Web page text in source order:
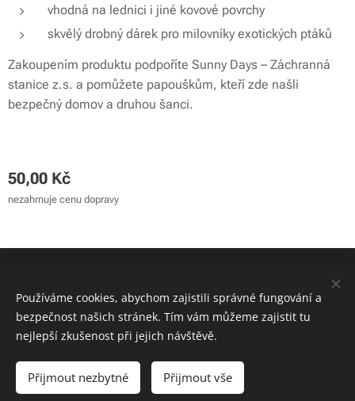
vhodná na lednici i jiné kovové povrchy
skvělý drobný dárek pro milovníky exotických ptáků
Zakoupením produktu podpoříte Sunny Days – Záchranná
stanice z.s. a pomůžete papouškům, kteří zde našli
bezpečný domov a druhou šanci.
50,00 Kč
nezahrnuje cenu dopravy
Do košíku
Cookies
Používáme cookies, abychom zajistili správné fungování a
bezpečnost našich stránek. Tím vám můžeme zajistit tu
nejlepší zkušenost při jejich návštěvě.
Přijmout nezbytné Přijmout vše